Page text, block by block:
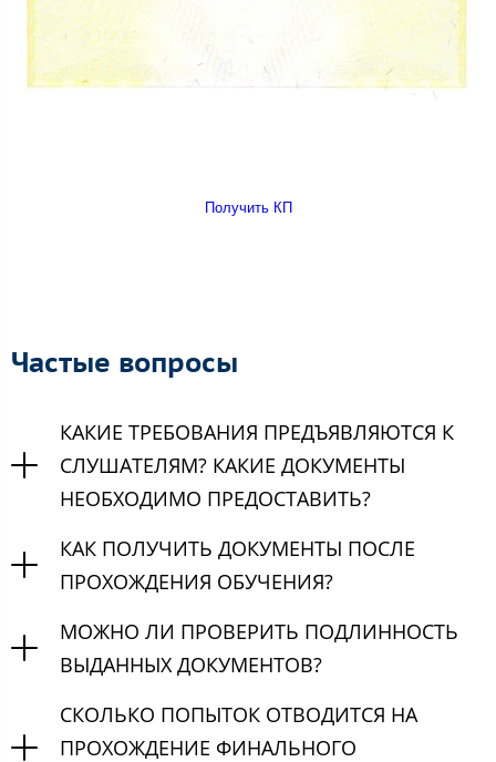
Получить КП
Частые вопросы
КАКИЕ ТРЕБОВАНИЯ ПРЕДЪЯВЛЯЮТСЯ К
СЛУШАТЕЛЯМ? КАКИЕ ДОКУМЕНТЫ
НЕОБХОДИМО ПРЕДОСТАВИТЬ?
КАК ПОЛУЧИТЬ ДОКУМЕНТЫ ПОСЛЕ
ПРОХОЖДЕНИЯ ОБУЧЕНИЯ?
МОЖНО ЛИ ПРОВЕРИТЬ ПОДЛИННОСТЬ
ВЫДАННЫХ ДОКУМЕНТОВ?
СКОЛЬКО ПОПЫТОК ОТВОДИТСЯ НА
ПРОХОЖДЕНИЕ ФИНАЛЬНОГО